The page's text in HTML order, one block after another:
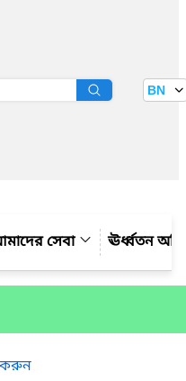
BN
সেবা ঊর্ধ্বতন
করুন